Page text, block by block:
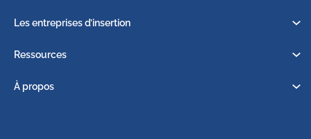
Les entreprises d’insertion
Ressources
À propos